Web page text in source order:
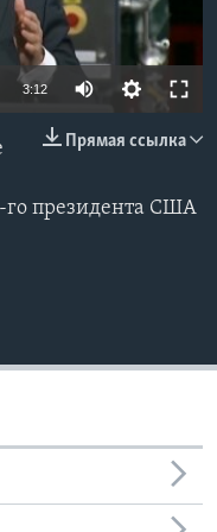
3:12
Прямая ссылка
президента США